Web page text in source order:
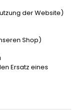
der Website)
Shop)
Ersatz eines